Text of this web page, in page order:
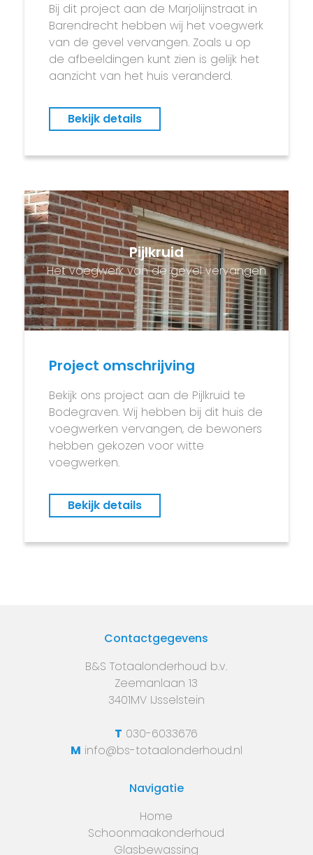
Bij dit project aan de Marjolijnstraat in
Barendrecht hebben wij het voegwerk
van de gevel vervangen. Zoals u op
de afbeeldingen kunt zien is gelijk het
aanzicht van het huis veranderd.
Bekijk details
Pijlkruid
Het voegwerk van de gevel vervangen
Project omschrijving
Bekijk ons project aan de Pijlkruid te
Bodegraven. Wij hebben bij dit huis de
voegwerken vervangen, de bewoners
hebben gekozen voor witte
voegwerken.
Bekijk details
Contactgegevens
B&S Totaalonderhoud b.v.
Zeemanlaan 13
3401MV IJsselstein
T 030-6033676
M info@bs-totaalonderhoud.nl
Navigatie
Home
Schoonmaakonderhoud
Glasbewassing